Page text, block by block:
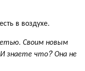
в воздухе.
Своим новым
знаете что? Она не